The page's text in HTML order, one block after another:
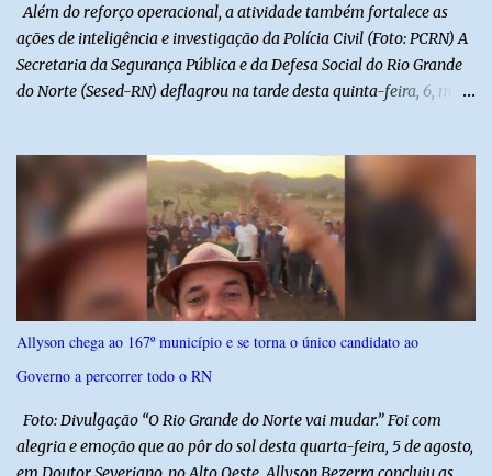
Além do reforço operacional, a atividade também fortalece as
ações de inteligência e investigação da Polícia Civil (Foto: PCRN) A
Secretaria da Segurança Pública e da Defesa Social do Rio Grande
do Norte (Sesed-RN) deflagrou na tarde desta quinta-feira, 6, mais
da segurança pública para o enfrentamento de organizações
criminosas nos municípios localizados nas divisas do Rio Grande
do Norte com os estados do Ceará e da Paraíba. A mobilização,
com concentração e saída de equipes policiais, ocorreu às 16h, no
município de Baraúna, no Oeste potiguar. A operação reúne
efetivos da Polícia Militar do Rio Grande do Norte, da Polícia Civil
do Rio Grande do Norte e da Polícia Militar do Ceará, reforçando a
atuação integrada entre as forças de segurança e intensificando o
combate à criminalidade nas áreas de fronteira interestadual. As
Allyson chega ao 167º município e se torna o único candidato ao
Governo a percorrer todo o RN
Foto: Divulgação “O Rio Grande do Norte vai mudar.” Foi com
alegria e emoção que ao pôr do sol desta quarta-feira, 5 de agosto,